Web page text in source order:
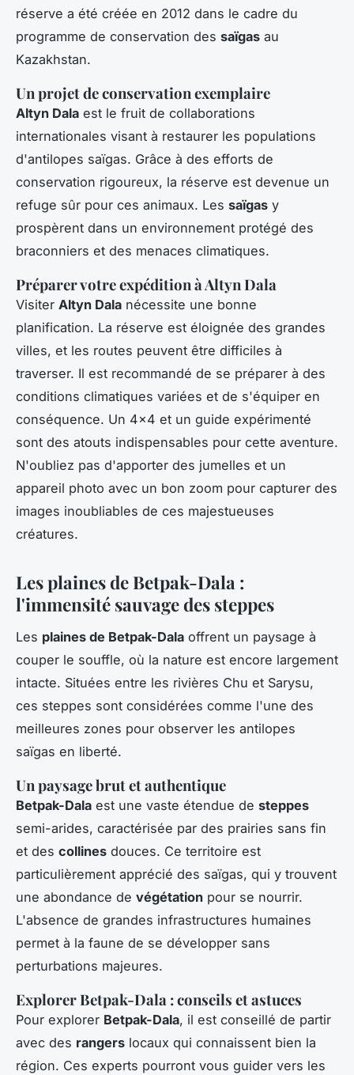
réserve a été créée en 2012 dans le cadre du
programme de conservation des saïgas au
Kazakhstan.
Un projet de conservation exemplaire
Altyn Dala est le fruit de collaborations
internationales visant à restaurer les populations
d'antilopes saïgas. Grâce à des efforts de
conservation rigoureux, la réserve est devenue un
refuge sûr pour ces animaux. Les saïgas y
prospèrent dans un environnement protégé des
braconniers et des menaces climatiques.
Préparer votre expédition à Altyn Dala
Visiter Altyn Dala nécessite une bonne
planification. La réserve est éloignée des grandes
villes, et les routes peuvent être difficiles à
traverser. Il est recommandé de se préparer à des
conditions climatiques variées et de s'équiper en
conséquence. Un 4x4 et un guide expérimenté
sont des atouts indispensables pour cette aventure.
N'oubliez pas d'apporter des jumelles et un
appareil photo avec un bon zoom pour capturer des
images inoubliables de ces majestueuses
créatures.
Les plaines de Betpak-Dala :
l'immensité sauvage des steppes
Les plaines de Betpak-Dala offrent un paysage à
couper le souffle, où la nature est encore largement
intacte. Situées entre les rivières Chu et Sarysu,
ces steppes sont considérées comme l'une des
meilleures zones pour observer les antilopes
saïgas en liberté.
Un paysage brut et authentique
Betpak-Dala est une vaste étendue de steppes
semi-arides, caractérisée par des prairies sans fin
et des collines douces. Ce territoire est
particulièrement apprécié des saïgas, qui y trouvent
une abondance de végétation pour se nourrir.
L'absence de grandes infrastructures humaines
permet à la faune de se développer sans
perturbations majeures.
Explorer Betpak-Dala : conseils et astuces
Pour explorer Betpak-Dala, il est conseillé de partir
avec des rangers locaux qui connaissent bien la
région. Ces experts pourront vous guider vers les